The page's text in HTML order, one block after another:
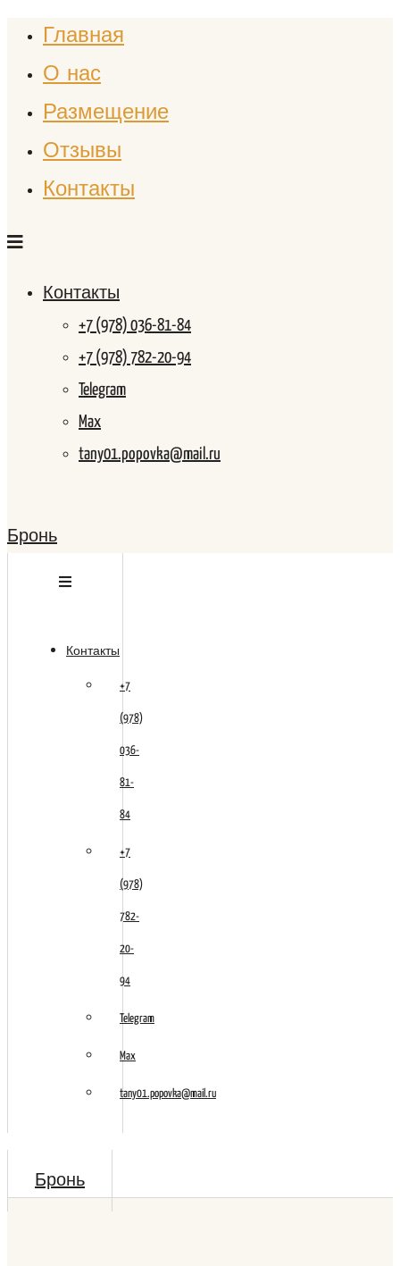
Главная
О нас
Размещение
Отзывы
Контакты
Контакты
+7 (978) 036-81-84
+7 (978) 782-20-94
Telegram
Max
tany01.popovka@mail.ru
Бронь
Контакты
+7
(978)
036-
81-
84
+7
(978)
782-
20-
94
Telegram
Max
tany01.popovka@mail.ru
Бронь